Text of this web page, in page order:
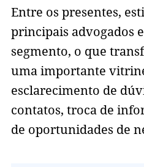
Entre os presentes,
principais advogados
segmento, o que
uma importante
esclarecimento de
contatos, troca de
de oportunidades de